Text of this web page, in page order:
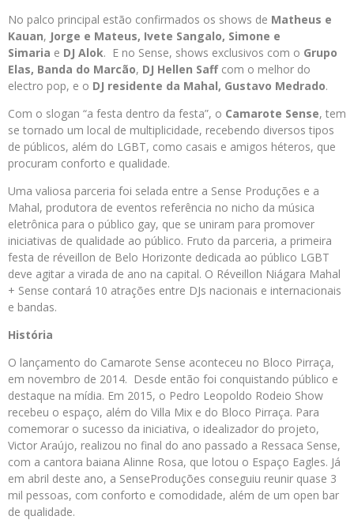
No palco principal estão confirmados os shows de Matheus e
Kauan, Jorge e Mateus, Ivete Sangalo, Simone e
Simaria e DJ Alok. E no Sense, shows exclusivos com o Grupo
Elas, Banda do Marcão, DJ Hellen Saff com o melhor do
electro pop, e o DJ residente da Mahal, Gustavo Medrado.
Com o slogan “a festa dentro da festa”, o Camarote Sense, tem
se tornado um local de multiplicidade, recebendo diversos tipos
de públicos, além do LGBT, como casais e amigos héteros, que
procuram conforto e qualidade.
Uma valiosa parceria foi selada entre a Sense Produções e a
Mahal, produtora de eventos referência no nicho da música
eletrônica para o público gay, que se uniram para promover
iniciativas de qualidade ao público. Fruto da parceria, a primeira
festa de réveillon de Belo Horizonte dedicada ao público LGBT
deve agitar a virada de ano na capital. O Réveillon Niágara Mahal
+ Sense contará 10 atrações entre DJs nacionais e internacionais
e bandas.
História
O lançamento do Camarote Sense aconteceu no Bloco Pirraça,
em novembro de 2014. Desde então foi conquistando público e
destaque na mídia. Em 2015, o Pedro Leopoldo Rodeio Show
recebeu o espaço, além do Villa Mix e do Bloco Pirraça. Para
comemorar o sucesso da iniciativa, o idealizador do projeto,
Victor Araújo, realizou no final do ano passado a Ressaca Sense,
com a cantora baiana Alinne Rosa, que lotou o Espaço Eagles. Já
em abril deste ano, a SenseProduções conseguiu reunir quase 3
mil pessoas, com conforto e comodidade, além de um open bar
de qualidade.